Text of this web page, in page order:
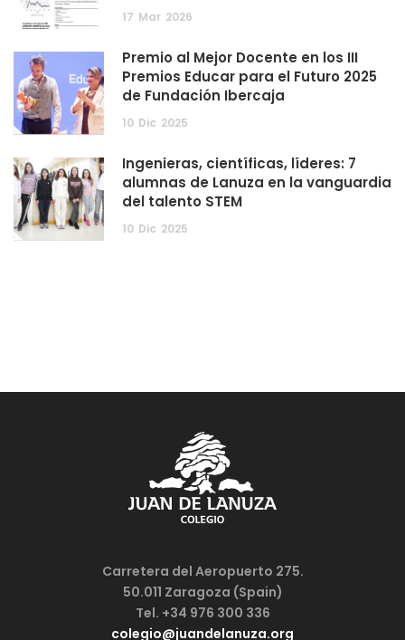
17 Mar 2026
Premio al Mejor Docente en los III
Premios Educar para el Futuro 2025
de Fundación Ibercaja
10 Dic 2025
Ingenieras, científicas, líderes: 7
alumnas de Lanuza en la vanguardia
del talento STEM
10 Dic 2025
Carretera del Aeropuerto 275.
50.011 Zaragoza (Spain)
Tel. +34 976 300 336
colegio@juandelanuza.org